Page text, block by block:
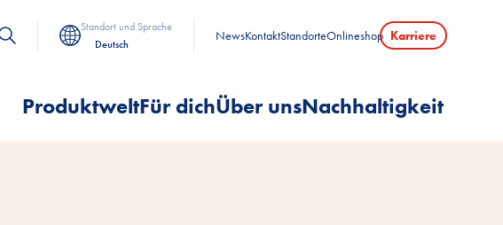
Standort und Sprache
Deutsch
NewsKontaktStandorteOnlineshop Karriere
ProduktweltFür dichÜber unsNachhaltigkeit